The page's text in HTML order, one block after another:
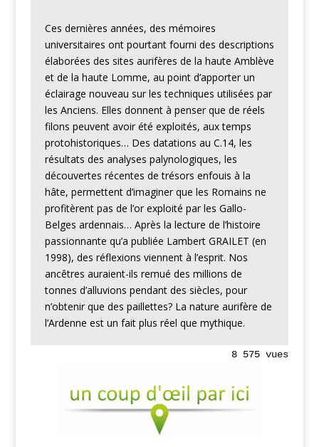
Ces dernières années, des mémoires
universitaires ont pourtant fourni des descriptions
élaborées des sites aurifères de la haute Amblève
et de la haute Lomme, au point d’apporter un
éclairage nouveau sur les techniques utilisées par
les Anciens. Elles donnent à penser que de réels
filons peuvent avoir été exploités, aux temps
protohistoriques… Des datations au C.14, les
résultats des analyses palynologiques, les
découvertes récentes de trésors enfouis à la
hâte, permettent d’imaginer que les Romains ne
profitèrent pas de l’or exploité par les Gallo-
Belges ardennais… Après la lecture de l’histoire
passionnante qu’a publiée Lambert GRAILET (en
1998), des réflexions viennent à l’esprit. Nos
ancêtres auraient-ils remué des millions de
tonnes d’alluvions pendant des siècles, pour
n’obtenir que des paillettes? La nature aurifère de
l’Ardenne est un fait plus réel que mythique.
8 575 vues